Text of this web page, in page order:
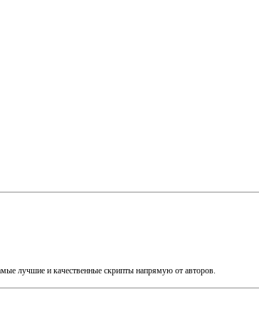
лучшие и качественные скрипты напрямую от авторов.